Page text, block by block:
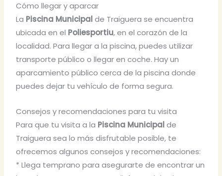
Cómo llegar y aparcar
La Piscina Municipalde Traiguera se encuentra
ubicada en el Poliesportiu, en el corazón de la
localidad. Para llegar a la piscina, puedes utilizar
transporte público o llegar en coche. Hay un
aparcamiento público cerca de la piscina donde
puedes dejar tu vehículo de forma segura.
Consejos y recomendaciones para tu visita
Para que tu visita a la Piscina Municipalde
Traiguera sea lo más disfrutable posible, te
ofrecemos algunos consejos y recomendaciones:
* Llega temprano para asegurarte de encontrar un